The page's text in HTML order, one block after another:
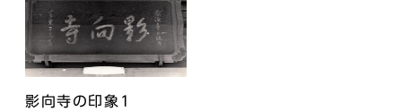
影向寺の印象1